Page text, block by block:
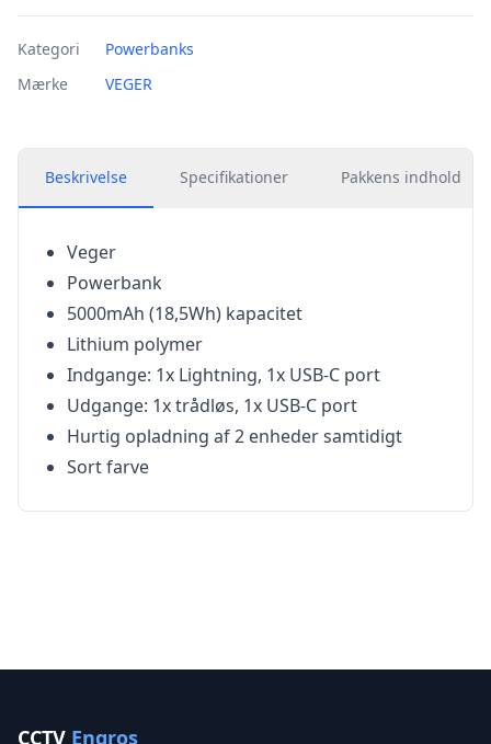
Kategori
Powerbanks
Mærke
VEGER
Beskrivelse Specifikationer Pakkens indhold
Veger
Powerbank
5000mAh (18,5Wh) kapacitet
Lithium polymer
Indgange: 1x Lightning, 1x USB-C port
Udgange: 1x trådløs, 1x USB-C port
Hurtig opladning af 2 enheder samtidigt
Sort farve
CCTV Engros